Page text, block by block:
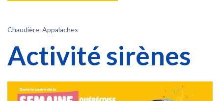
Chaudière-Appalaches
Activité sirènes